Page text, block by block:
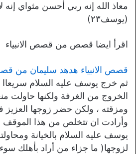
معاذ الله إنه ربي أحسن مثواي إنه
(يوسف٢٣)
اقرأ ايضا قصص من قصص الانبياء
قصص الانبياء هدهد سليمان من
ثم خرج يوسف عليه السلام سريعاا
الخروج من الغرفة ولكنها حاولت
ومزقته ، ولكن حضر زوجها العزيز
وأرادت ان تتخلص من هذا الموقف
يوسف عليه السلام بالخيانة
لزوجها( ما جزاء من أراد بأهلك